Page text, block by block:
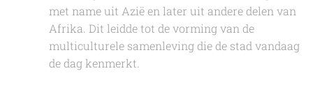
met name uit Azië en later uit andere delen van
Afrika. Dit leidde tot de vorming van de
multiculturele samenleving die de stad vandaag
de dag kenmerkt.